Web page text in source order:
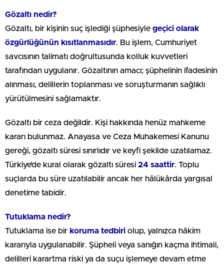
Gözaltı nedir?
Gözaltı, bir kişinin suç işlediği şüphesiyle geçici olarak
özgürlüğünün kısıtlanmasıdır. Bu işlem, Cumhuriyet
savcısının talimatı doğrultusunda kolluk kuvvetleri
tarafından uygulanır. Gözaltının amacı; şüphelinin ifadesinin
alınması, delillerin toplanması ve soruşturmanın sağlıklı
yürütülmesini sağlamaktır.
Gözaltı bir ceza değildir. Kişi hakkında henüz mahkeme
kararı bulunmaz. Anayasa ve Ceza Muhakemesi Kanunu
gereği, gözaltı süresi sınırlıdır ve keyfi şekilde uzatılamaz.
Türkiye’de kural olarak gözaltı süresi 24 saattir. Toplu
suçlarda bu süre uzatılabilir ancak her hâlükârda yargısal
denetime tabidir.
Tutuklama nedir?
Tutuklama ise bir koruma tedbiri olup, yalnızca hâkim
kararıyla uygulanabilir. Şüpheli veya sanığın kaçma ihtimali,
delilleri karartma riski ya da suçu işlemeye devam etme